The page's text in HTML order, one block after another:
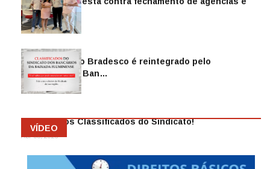
as demiss…
Mai 13, 2026
Funcionário do Bradesco é reintegrado pelo
Sindicato dos Ban…
Abr 08, 2026
Anuncie nos Classificados do Sindicato!
Abr 08, 2026
VÍDEO